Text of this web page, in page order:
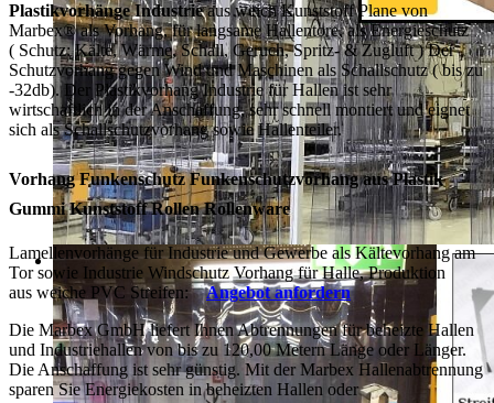
Plastikvorhänge Industrieaus weich Kunststoff Plane von
Marbex® als Vorhang, für langsame Hallentore, als Energieschutz
( Schutz:Kälte, Wärme, Schall, Geruch, Spritz- & Zugluft ) Der
Schutzvorhang gegen Wind und Maschinen als Schallschutz ( bis zu
-32db). Der Plastikvorhang Industrie für Hallen ist sehr
wirtschaftlich in der Anschaffung, sehr schnell montiert und eignet
sich als Schallschutzvorhang sowie Hallenteiler.
Vorhang Funkenschutz Funkenschutzvorhang aus Plastik
Gummi Kunststoff Rollen Rollenware
Lamellenvorhänge für Industrie und Gewerbe als Kältevorhang am
Tor sowie Industrie Windschutz Vorhang für Halle, Produktion
aus weiche PVC Streifen:
Angebot anfordern
Die Marbex GmbH liefert Ihnen Abtrennungen für beheizte Hallen
und Industriehallen von bis zu 120,00 Metern Länge oder Länger.
Die Anschaffung ist sehr günstig. Mit der Marbex Hallenabtrennung
sparen Sie Energiekosten in beheizten Hallen oder